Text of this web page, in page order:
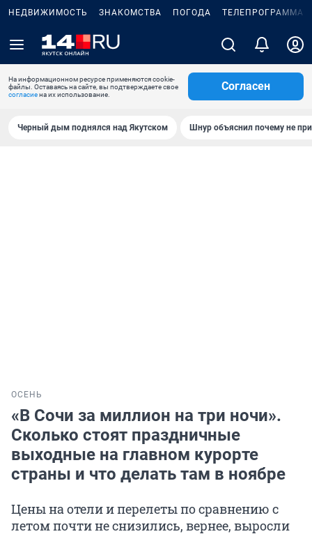
НЕДВИЖИМОСТЬ ЗНАКОМСТВА ПОГОДА ТЕЛЕПРОГРАММА
На информационном ресурсе применяются cookie-
файлы. Оставаясь на сайте, вы подтверждаете свое
согласиена их использование.
Согласен
Черный дым поднялся над Якутском Шнур объяснил почему не
ОСЕНЬ
«В Сочи за миллион на три ночи».
Сколько стоят праздничные
выходные на главном курорте
страны и что делать там в ноябре
Цены на отели и перелеты по сравнению с
летом почти не снизились, вернее, выросли